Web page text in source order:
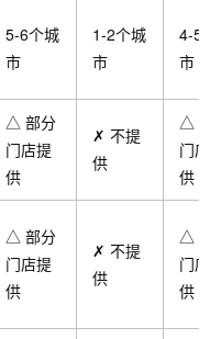
5-6个城
市
1-2个城
市
4-5
市
△ 部分
门店提
供
✗ 不提
供
△
门
供
△ 部分
门店提
供
✗ 不提
供
△
门
供